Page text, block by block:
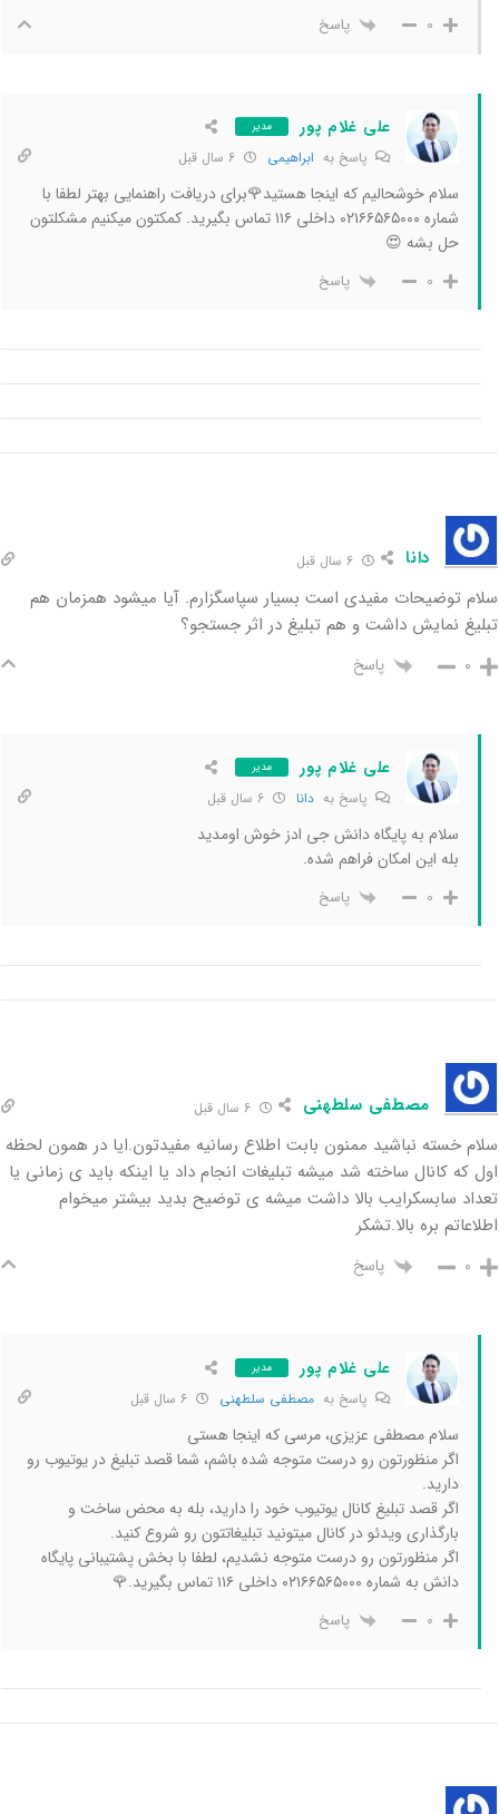
0 پاسخ
علی غلام پور مدیر
پاسخ به ابراهیمی
سلام خوشحالیم که اینجا هستید🌹برای دریافت راهنمایی بهتر لطفا با
شماره ۰۲۱۶۶۵۶۵۰۰۰ داخلی ۱۱۶ تماس بگیرید. کمکتون میکنیم مشکلتون
حل بشه 😍
0 پاسخ
دانا
سلام توضیحات مفیدی است بسیار سپاسگزارم. آیا میشود همزمان هم
تبلیغ نمایش داشت و هم تبلیغ در اثر جستجو؟
0 پاسخ
علی غلام پور مدیر
پاسخ به دانا
سلام به پایگاه دانش جی ادز خوش اومدید
بله این امکان فراهم شده.
0 پاسخ
مصطفی سلطهنی 6 سال قبل
سلام خسته نباشید ممنون بابت اطلاع رسانیه مفیدتون.ایا در همون لحظه
اول که کانال ساخته شد میشه تبلیغات انجام داد یا اینکه باید ی زمانی یا
تعداد سابسکرایب بالا داشت میشه ی توضیح بدید بیشتر میخوام
اطلاعاتم بره بالا.تشکر
0 پاسخ
علی غلام پور مدیر
پاسخ به مصطفی سلطهنی
سلام مصطفی عزیزی، مرسی که اینجا هستی
اگر منظورتون رو درست متوجه شده باشم، شما قصد تبلیغ در یوتیوب رو
دارید.
اگر قصد تبلیغ کانال یوتیوب خود را دارید، بله به محض ساخت و
بارگذاری ویدئو در کانال میتونید تبلیغاتتون رو شروع کنید.
اگر منظورتون رو درست متوجه نشدیم، لطفا با بخش پشتیبانی پایگاه
دانش به شماره ۰۲۱۶۶۵۶۵۰۰۰ داخلی ۱۱۶ تماس بگیرید.🌹
0 پاسخ